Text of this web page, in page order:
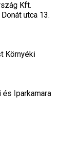
Kft.
utca 13.
Környéki
Iparkamara